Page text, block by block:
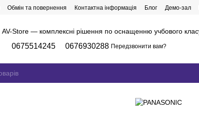
Обмін та повернення Контактна інформація Блог Демо-зал
AV-Store — комплексні рішення по оснащенню учбового
0675514245 0676930288 Передзвонити вам?